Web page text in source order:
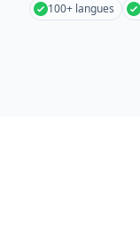
100+ langues